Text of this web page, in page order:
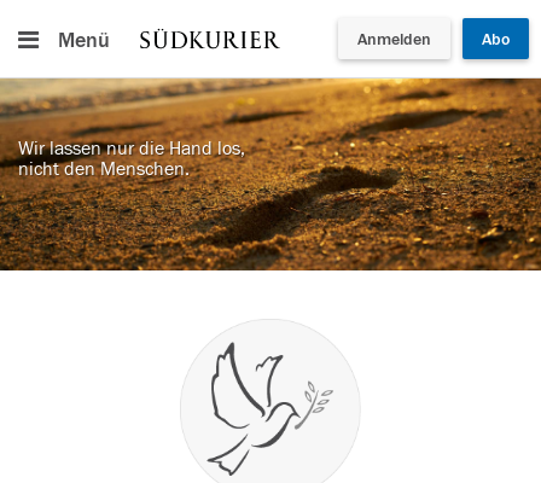
Menü Anmelden Abo
Wir lassen nur die Hand los,
nicht den Menschen.